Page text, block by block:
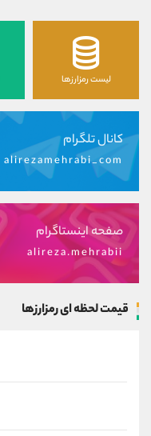
لیست رمزارزها
کانال تلگرام
alirezamehrabi_com
صفحه اینستاگرام
alireza.mehrabii
قیمت لحظه ای رمزارزها